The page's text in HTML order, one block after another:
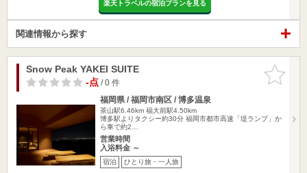
楽天トラベルの宿泊プランを見る
関連情報から探す
お気に入
りに追加
Snow Peak YAKEI SUITE
-点/ 0 件
福岡県 / 福岡市南区 / 博多温泉
茶山駅6.46km 福大前駅4.50km
博多駅よりタクシー約30分 福岡市都市高速「堤ランプ」か
ら車で約2…
営業時間
入浴料金 ～
宿泊 ひとり旅・一人旅